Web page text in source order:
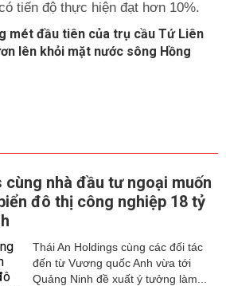
tiến độ thực hiện đạt hơn 10%.
mét đầu tiên của trụ cầu Tứ Liên
lên khỏi mặt nước sông Hồng
nhà đầu tư ngoại muốn
đô thị công nghiệp 18 tỷ
Thái An Holdings cùng các đối tác
đến từ Vương quốc Anh vừa tới
Quảng Ninh đề xuất ý tưởng làm...